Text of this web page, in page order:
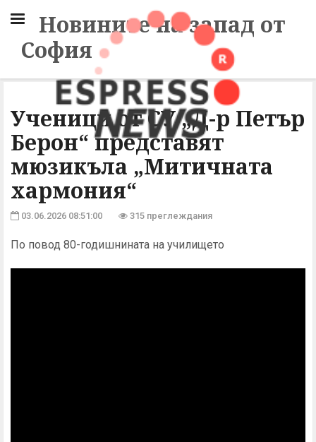
Новините на запад от
София
Ученици от СУ „Д-р Петър
Берон“ представят
мюзикъла „Митичната
хармония“
03.06.2026 08:51:00 315 преглеждания
По повод 80-годишнината на училището